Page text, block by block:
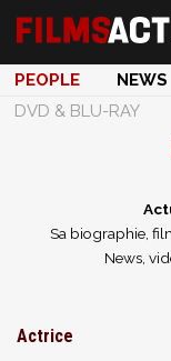
PEOPLE NEWS
DVD & BLU-RAY
Sa biographie,
News,
Actrice